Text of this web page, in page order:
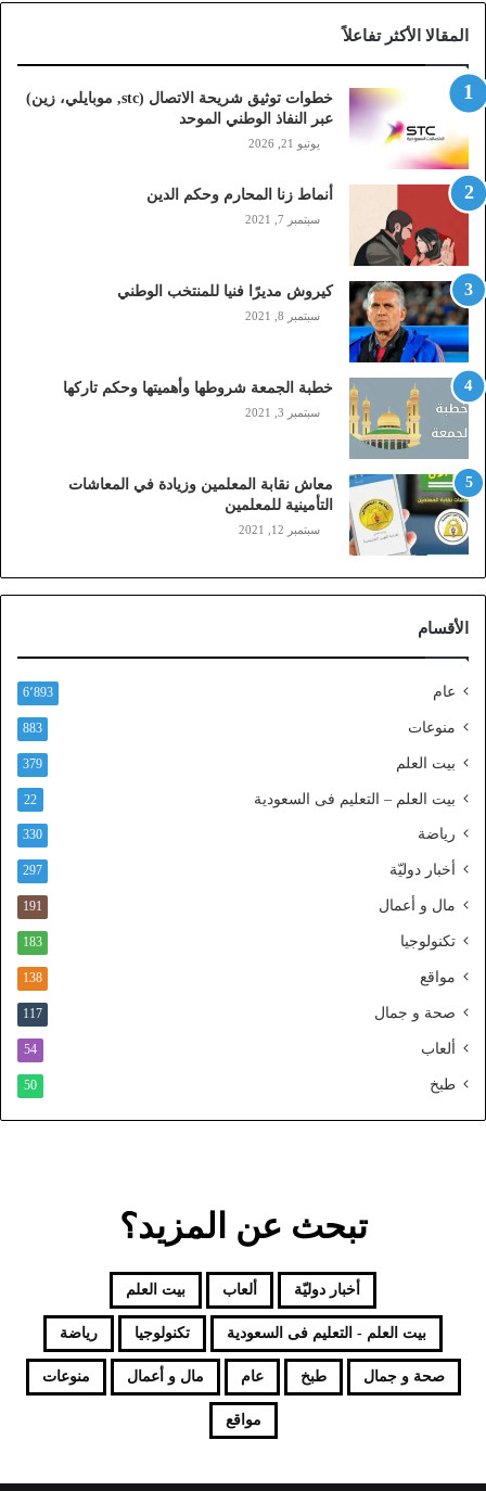
ل
ا
ت
ص
ل
(
s
,
م
و
ب
ا
ي
ل
ي
ز
ي
ن
)
ا
ل
ف
ا
ا
ط
ا
م
و
د
المقالا الأكثر تفاعلاً
خطوات توثيق شريحة الاتصال (stc, موبايلي، زين)
عبر النفاذ الوطني الموحد
يونيو 21, 2026
أنماط زنا المحارم وحكم الدين
سبتمبر 7, 2021
كيروش مديرًا فنيا للمنتخب الوطني
سبتمبر 8, 2021
خطبة الجمعة شروطها وأهميتها وحكم تاركها
سبتمبر 3, 2021
معاش نقابة المعلمين وزيادة في المعاشات
التأمينية للمعلمين
سبتمبر 12, 2021
الأقسام
عام 6٬893
منوعات 883
بيت العلم 379
بيت العلم – التعليم فى السعودية 22
رياضة 330
أخبار دوليّة 297
مال و أعمال 191
تكنولوجيا 183
مواقع 138
صحة و جمال 117
ألعاب 54
طبخ 50
تبحث عن المزيد؟
أخبار دوليّة ألعاب بيت العلم
بيت العلم - التعليم فى السعودية تكنولوجيا رياضة
صحة و جمال طبخ عام مال و أعمال منوعات
مواقع